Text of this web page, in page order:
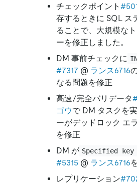
チェックポイント
存するときに SQL ス
ることで、大規模な
ーを修正しました。
DM 事前チェックに
#7317 @ ランス6716
なる問題を修正
高速/完全バリデータ
ゴウで DM タスクを
ーがデッドロック エ
を修正
DM が Specified key
#5315 @ ランス6716
レプリケーション